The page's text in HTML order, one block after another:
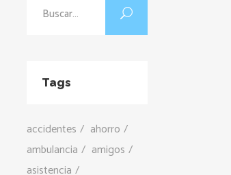
Tags
accidentes
ahorro
ambulancia
amigos
asistencia